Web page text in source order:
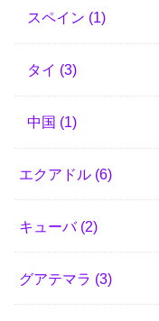
スペイン (1)
タイ (3)
中国 (1)
エクアドル (6)
キューバ (2)
グアテマラ (3)